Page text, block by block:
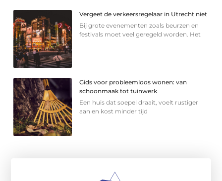
Vergeet de verkeersregelaar in Utrecht niet
Bij grote evenementen zoals beurzen en
festivals moet veel geregeld worden. Het
Gids voor probleemloos wonen: van
schoonmaak tot tuinwerk
Een huis dat soepel draait, voelt rustiger
aan en kost minder tijd